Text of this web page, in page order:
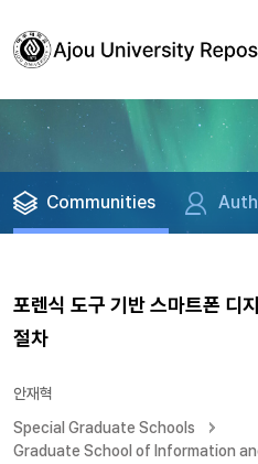
Communities
포렌식 도구 기반 스마트폰 디
절차
안재혁
Special Graduate Schools
Graduate School of Information